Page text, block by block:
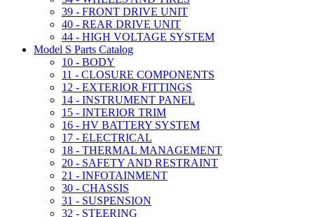
39 - FRONT DRIVE UNIT
40 - REAR DRIVE UNIT
44 - HIGH VOLTAGE SYSTEM
Model S Parts Catalog
10 - BODY
11 - CLOSURE COMPONENTS
12 - EXTERIOR FITTINGS
14 - INSTRUMENT PANEL
15 - INTERIOR TRIM
16 - HV BATTERY SYSTEM
17 - ELECTRICAL
18 - THERMAL MANAGEMENT
20 - SAFETY AND RESTRAINT
21 - INFOTAINMENT
30 - CHASSIS
31 - SUSPENSION
32 - STEERING